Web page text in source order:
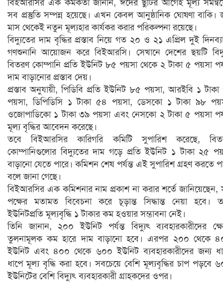
বিইআরসির এক কর্মকর্তা জানান, ঈদের ছুটির আগেই মূল্য
সব প্রস্তুতি সম্পন্ন হয়েছে। এখন কেবল আনুষ্ঠানিক ঘোষণা বাকি।
মাস থেকেই নতুন মূল্যহার কার্যকর করার পরিকল্পনা রয়েছে।
বিদ্যুতের দাম বৃদ্ধির প্রস্তাব নিয়ে গত ২০ ও ২১ এপ্রিল দুই
গণশুনানি আয়োজন করে বিইআরসি। সেখানে দেশের ছয়টি
বিতরণ কোম্পানি প্রতি ইউনিট ৮৫ পয়সা থেকে ২ টাকা ৫ পয়সা
দাম বাড়ানোর প্রস্তাব দেয়।
প্রস্তাব অনুযায়ী, পিডিবি প্রতি ইউনিট ৮৫ পয়সা, আরইবি ১ টাকা
পয়সা, ডিপিডিসি ১ টাকা ৫৪ পয়সা, ডেসকো ১ টাকা ৯৮
ওজোপাডিকো ১ টাকা ৩৯ পয়সা এবং নেসকো ২ টাকা ৫ পয়সা
মূল্য বৃদ্ধির আবেদন করেছে।
তবে বিইআরসির কারিগরি কমিটি সুপারিশ করেছে,
কোম্পানিগুলোর বিদ্যুতের দাম গড়ে প্রতি ইউনিট ১ টাকা ২৫
বাড়ানো যেতে পারে। কমিশন শেষ পর্যন্ত এই সুপারিশ গ্রহণ করতে
বলে জানা গেছে।
বিইআরসির এক কমিশনার নাম প্রকাশ না করার শর্তে জানিয়েছেন,
পক্ষের মতামত বিবেচনা করে চূড়ান্ত সিদ্ধান্ত নেয়া হবে।
ইউনিটপ্রতি মূল্যবৃদ্ধি ১ টাকার কম হওয়ার সম্ভাবনা নেই।
তিনি জানান, ২০০ ইউনিট পর্যন্ত বিদ্যুৎ ব্যবহারকারীদের
তুলনামূলক কম হারে দাম বাড়ানো হবে। এরপর ২০০ থেকে
ইউনিট এবং ৪০০ থেকে ৬০০ ইউনিট ব্যবহারকারীদের জন্য
ধাপে মূল্য বৃদ্ধি করা হবে। সবচেয়ে বেশি মূল্যবৃদ্ধির চাপ পড়বে
ইউনিটের বেশি বিদ্যুৎ ব্যবহারকারী গ্রাহকদের ওপর।